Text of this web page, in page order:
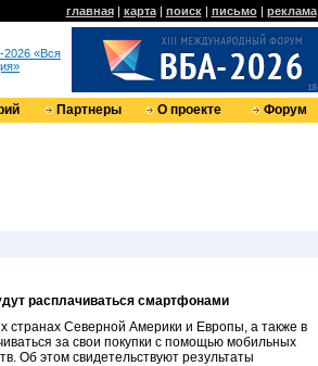
главная| карта| поиск| письмо| реклама
«Вся
Партнеры О проекте Форум
расплачиваться смартфонами
странах Северной Америки и Европы, а также в
за свои покупки с помощью мобильных
Об этом свидетельствуют результаты